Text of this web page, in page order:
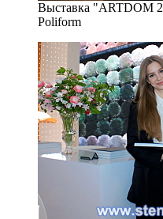
Выставка "ARTDOM
Poliform